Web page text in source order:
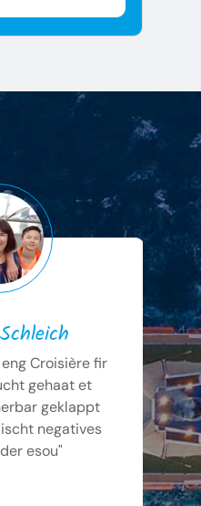
Croisière fir
gehaat et
geklappt
negatives
esou"